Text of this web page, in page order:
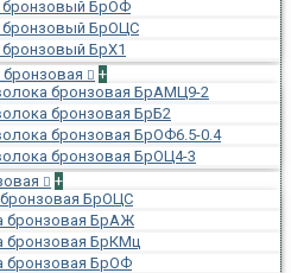
бронзовый БрОФ
бронзовый БрОЦС
БрХ1
+
бронзовая БрАМЦ9-2
бронзовая БрБ2
бронзовая БрОФ6.5-0.4
бронзовая БрОЦ4-3
+
бронзовая БрОЦС
бронзовая БрАЖ
бронзовая БрКМц
бронзовая БрОФ